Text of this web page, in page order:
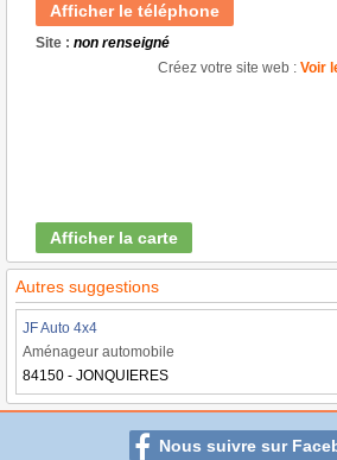
Afficher le téléphone
Site : non renseigné
Créez votre site web : Voir
Afficher la carte
Autres suggestions
JF Auto 4x4
Aménageur automobile
84150 - JONQUIERES
Nous suivre sur